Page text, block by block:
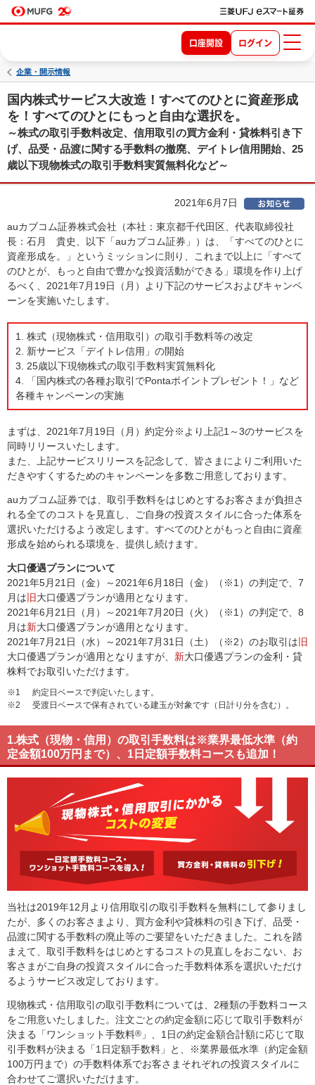
口座開設 ログイン
企業・開示情報
国内株式サービス大改造！すべてのひとに資産形成
を！すべてのひとにもっと自由な選択を。
～株式の取引手数料改定、信用取引の買方金利・貸株料引き下
げ、品受・品渡に関する手数料の撤廃、デイトレ信用開始、25
歳以下現物株式の取引手数料実質無料化など～
2021年6月7日
auカブコム証券株式会社（本社：東京都千代田区、代表取締役社
長：石月 貴史、以下「auカブコム証券」）は、「すべてのひとに
資産形成を。」というミッションに則り、これまで以上に「すべて
のひとが、もっと自由で豊かな投資活動ができる」環境を作り上げ
るべく、2021年7月19日（月）より下記のサービスおよびキャンペ
ーンを実施いたします。
1. 株式（現物株式・信用取引）の取引手数料等の改定
2. 新サービス「デイトレ信用」の開始
3. 25歳以下現物株式の取引手数料実質無料化
4. 「国内株式の各種お取引でPontaポイントプレゼント！」など
各種キャンペーンの実施
まずは、2021年7月19日（月）約定分※より上記1～3のサービスを
同時リリースいたします。
また、上記サービスリリースを記念して、皆さまによりご利用いた
だきやすくするためのキャンペーンを多数ご用意しております。
auカブコム証券では、取引手数料をはじめとするお客さまが負担さ
れる全てのコストを見直し、ご自身の投資スタイルに合った体系を
選択いただけるよう改定します。すべてのひとがもっと自由に資産
形成を始められる環境を、提供し続けます。
大口優遇プランについて
2021年5月21日（金）～2021年6月18日（金）（※1）の判定で、7
月は 旧大口優遇プランが適用となります。
2021年6月21日（月）～2021年7月20日（火）（※1）の判定で、8
月は新大口優遇プランが適用となります。
2021年7月21日（水）～2021年7月31日（土）（※2）のお取引は 旧
大口優遇プランが適用となりますが、 新大口優遇プランの金利・貸
株料でお取引いただけます。
※1
約定日ベースで判定いたします。
※2
受渡日ベースで保有されている建玉が対象です（日計り分を含む）。
1.株式（現物・信用）の取引手数料は※業界最低水準（約
定金額100万円まで）、1日定額手数料コースも追加！
当社は2019年12月より信用取引の取引手数料を無料にして参りまし
たが、多くのお客さまより、買方金利や貸株料の引き下げ、品受・
品渡に関する手数料の廃止等のご要望をいただきました。これを踏
まえて、取引手数料をはじめとするコストの見直しをおこない、お
客さまがご自身の投資スタイルに合った手数料体系を選択いただけ
るようサービス改定しております。
現物株式・信用取引の取引手数料については、2種類の手数料コース
をご用意いたしました。注文ごとの約定金額に応じて取引手数料が
決まる「ワンショット手数料® 」、1日の約定金額合計額に応じて取
引手数料が決まる「1日定額手数料」と、※業界最低水準（約定金額
100万円まで）の手数料体系でお客さまそれぞれの投資スタイルに
合わせてご選択いただけます。